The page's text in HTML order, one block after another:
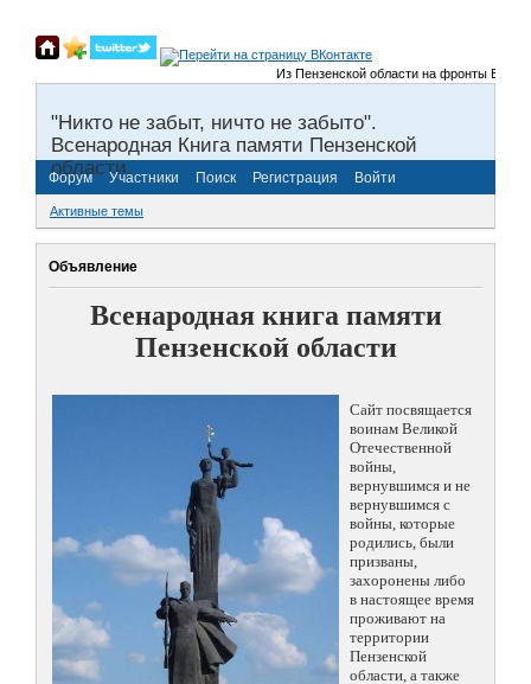
Из Пензенской области на фронты
"Никто не забыт, ничто не забыто".
Всенародная Книга памяти Пензенской
области.
Форум Участники Поиск Регистрация Войти
Активные темы
Объявление
Всенародная книга памяти
Пензенской области
Сайт посвящается
воинам Великой
Отечественной
войны,
вернувшимся и не
вернувшимся с
войны, которые
родились, были
призваны,
захоронены либо
в настоящее время
проживают на
территории
Пензенской
области, а также